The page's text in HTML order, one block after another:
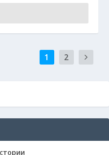
1 2